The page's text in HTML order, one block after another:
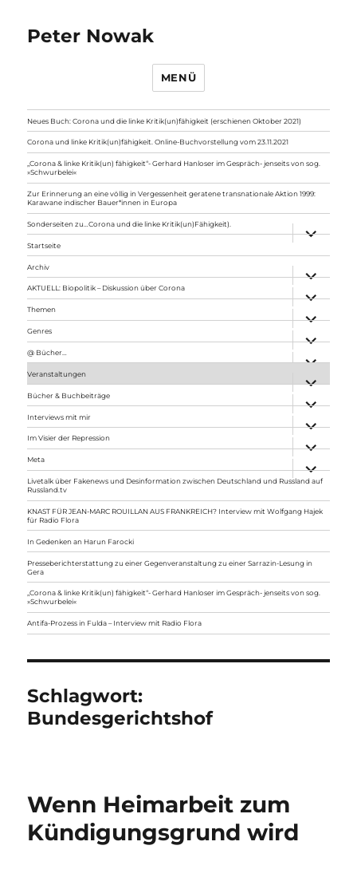
Peter Nowak
MENÜ
Neues Buch: Corona und die linke Kritik(un)fähigkeit (erschienen Oktober 2021)
Corona und linke Kritik(un)fähigkeit. Online-Buchvorstellung vom 23.11.2021
„Corona & linke Kritik(un) fähigkeit“- Gerhard Hanloser im Gespräch- jenseits von sog.
»Schwurbelei«
Zur Erinnerung an eine völlig in Vergessenheit geratene transnationale Aktion 1999:
Karawane indischer Bauer*innen in Europa
Sonderseiten zu…Corona und die linke Kritik(un)Fähigkeit).
anzeigen
Startseite
Archiv
anzeigen
AKTUELL: Biopolitik – Diskussion über Corona
anzeigen
Themen
anzeigen
Genres
anzeigen
@ Bücher…
Veranstaltungen
anzeigen
Bücher & Buchbeiträge
anzeigen
Interviews mit mir
anzeigen
Im Visier der Repression
anzeigen
Meta
anzeigen
Livetalk über Fakenews und Desinformation zwischen Deutschland und Russland auf
Russland.tv
KNAST FÜR JEAN-MARC ROUILLAN AUS FRANKREICH? Interview mit Wolfgang Hajek
für Radio Flora
In Gedenken an Harun Farocki
Presseberichterstattung zu einer Gegenveranstaltung zu einer Sarrazin-Lesung in
Gera
„Corona & linke Kritik(un) fähigkeit“- Gerhard Hanloser im Gespräch- jenseits von sog.
»Schwurbelei«
Antifa-Prozess in Fulda – Interview mit Radio Flora
Schlagwort:
Bundesgerichtshof
Wenn Heimarbeit zum
Kündigungsgrund wird